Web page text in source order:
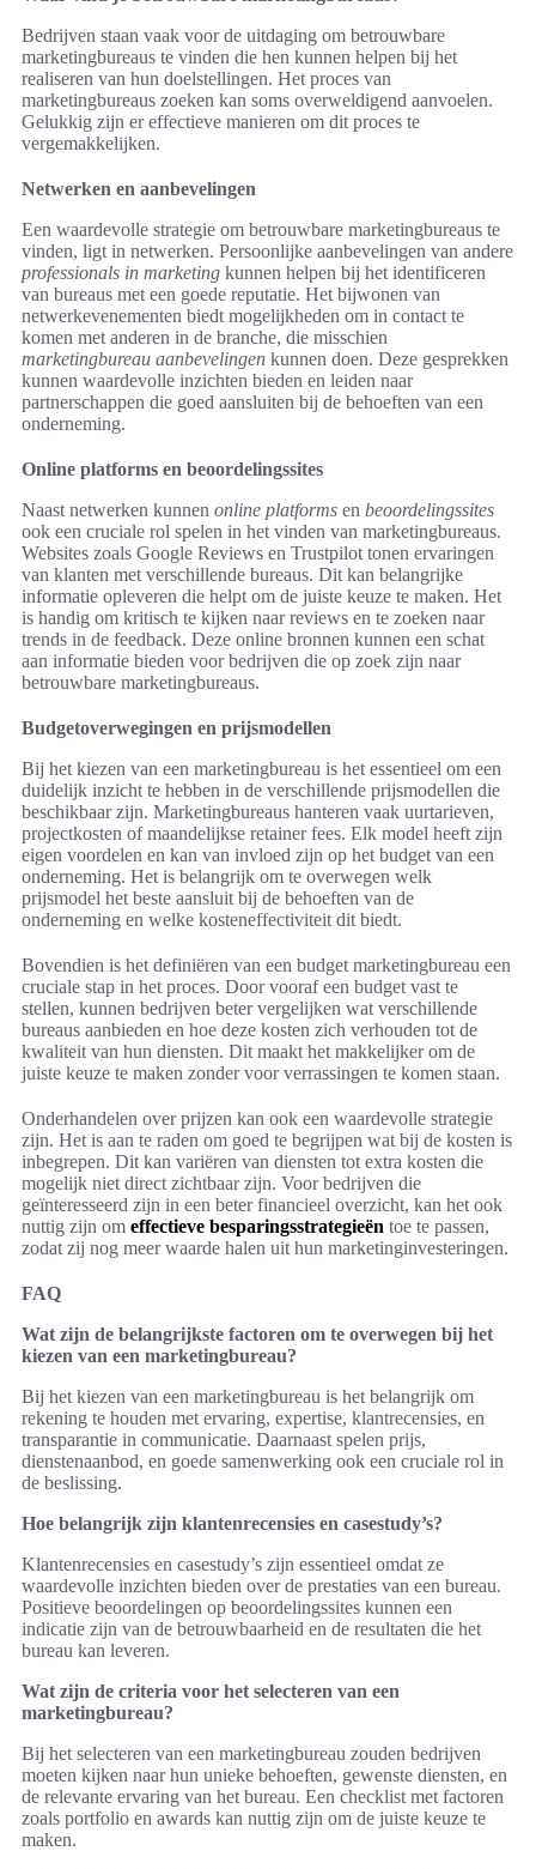
Bedrijven staan vaak voor de uitdaging om betrouwbare
marketingbureaus te vinden die hen kunnen helpen bij het
realiseren van hun doelstellingen. Het proces van
marketingbureaus zoeken kan soms overweldigend aanvoelen.
Gelukkig zijn er effectieve manieren om dit proces te
vergemakkelijken.
Netwerken en aanbevelingen
Een waardevolle strategie om betrouwbare marketingbureaus te
vinden, ligt in netwerken. Persoonlijke aanbevelingen van andere
professionals in marketing kunnen helpen bij het identificeren
van bureaus met een goede reputatie. Het bijwonen van
netwerkevenementen biedt mogelijkheden om in contact te
komen met anderen in de branche, die misschien
marketingbureau aanbevelingen kunnen doen. Deze gesprekken
kunnen waardevolle inzichten bieden en leiden naar
partnerschappen die goed aansluiten bij de behoeften van een
onderneming.
Online platforms en beoordelingssites
Naast netwerken kunnen online platforms en beoordelingssites
ook een cruciale rol spelen in het vinden van marketingbureaus.
Websites zoals Google Reviews en Trustpilot tonen ervaringen
van klanten met verschillende bureaus. Dit kan belangrijke
informatie opleveren die helpt om de juiste keuze te maken. Het
is handig om kritisch te kijken naar reviews en te zoeken naar
trends in de feedback. Deze online bronnen kunnen een schat
aan informatie bieden voor bedrijven die op zoek zijn naar
betrouwbare marketingbureaus.
Budgetoverwegingen en prijsmodellen
Bij het kiezen van een marketingbureau is het essentieel om een
duidelijk inzicht te hebben in de verschillende prijsmodellen die
beschikbaar zijn. Marketingbureaus hanteren vaak uurtarieven,
projectkosten of maandelijkse retainer fees. Elk model heeft zijn
eigen voordelen en kan van invloed zijn op het budget van een
onderneming. Het is belangrijk om te overwegen welk
prijsmodel het beste aansluit bij de behoeften van de
onderneming en welke kosteneffectiviteit dit biedt.
Bovendien is het definiëren van een budget marketingbureau een
cruciale stap in het proces. Door vooraf een budget vast te
stellen, kunnen bedrijven beter vergelijken wat verschillende
bureaus aanbieden en hoe deze kosten zich verhouden tot de
kwaliteit van hun diensten. Dit maakt het makkelijker om de
juiste keuze te maken zonder voor verrassingen te komen staan.
Onderhandelen over prijzen kan ook een waardevolle strategie
zijn. Het is aan te raden om goed te begrijpen wat bij de kosten is
inbegrepen. Dit kan variëren van diensten tot extra kosten die
mogelijk niet direct zichtbaar zijn. Voor bedrijven die
geïnteresseerd zijn in een beter financieel overzicht, kan het ook
nuttig zijn om effectieve besparingsstrategieën toe te passen,
zodat zij nog meer waarde halen uit hun marketinginvesteringen.
FAQ
Wat zijn de belangrijkste factoren om te overwegen bij het
kiezen van een marketingbureau?
Bij het kiezen van een marketingbureau is het belangrijk om
rekening te houden met ervaring, expertise, klantrecensies, en
transparantie in communicatie. Daarnaast spelen prijs,
dienstenaanbod, en goede samenwerking ook een cruciale rol in
de beslissing.
Hoe belangrijk zijn klantenrecensies en casestudy’s?
Klantenrecensies en casestudy’s zijn essentieel omdat ze
waardevolle inzichten bieden over de prestaties van een bureau.
Positieve beoordelingen op beoordelingssites kunnen een
indicatie zijn van de betrouwbaarheid en de resultaten die het
bureau kan leveren.
Wat zijn de criteria voor het selecteren van een
marketingbureau?
Bij het selecteren van een marketingbureau zouden bedrijven
moeten kijken naar hun unieke behoeften, gewenste diensten, en
de relevante ervaring van het bureau. Een checklist met factoren
zoals portfolio en awards kan nuttig zijn om de juiste keuze te
maken.